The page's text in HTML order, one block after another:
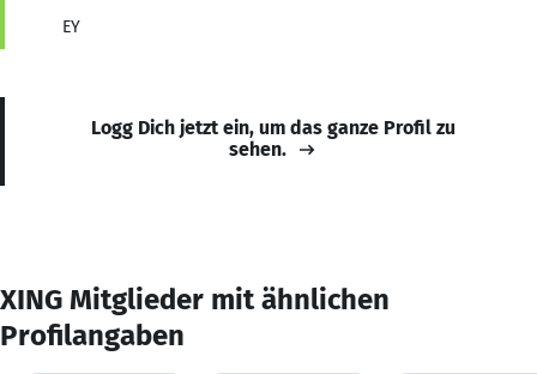
EY
Logg Dich jetzt ein, um das ganze Profil zu
sehen.
XING Mitglieder mit ähnlichen
Profilangaben